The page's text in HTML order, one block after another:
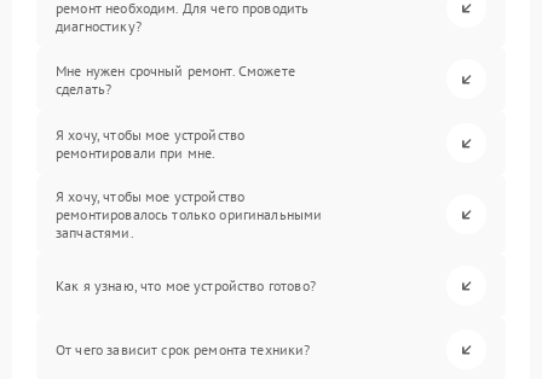
ремонт необходим. Для чего проводить
диагностику?
Мне нужен срочный ремонт. Сможете
сделать?
Я хочу, чтобы мое устройство
ремонтировали при мне.
Я хочу, чтобы мое устройство
ремонтировалось только оригинальными
запчастями.
Как я узнаю, что мое устройство готово?
От чего зависит срок ремонта техники?